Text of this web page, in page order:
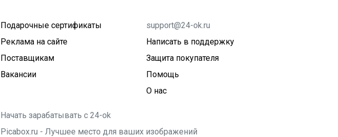
Подарочные сертификаты
Реклама на сайте
Поставщикам
Вакансии
support@24-ok.ru
Написать в поддержку
Защита покупателя
Помощь
О нас
Начать зарабатывать с 24-ok
Picabox.ru - Лучшее место для ваших изображений